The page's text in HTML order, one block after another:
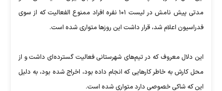
مدتی پیش نامش در لیست ۱۰۱ نفره افراد ممنوع الفعالیت که از سوی
فدراسیون اعلام شد، قرار داشت این روزها متواری شده است.
این دلال معروف که در تیم‌های شهرستانی فعالیت گسترده‌ای داشت و از
محل کارش به خاطر کارهایی که انجام داده بود، اخراج شده بود، به دلیل
این که شاکی خصوصی دارد متواری شده است.